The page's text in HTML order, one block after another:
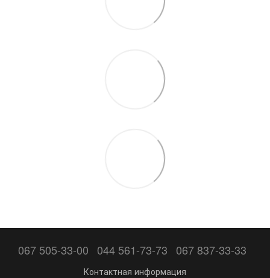
067 505-33-00 044 561-73-73 067 837-33-33
Контактная информация